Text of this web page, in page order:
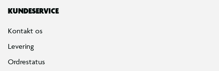
KUNDESERVICE
Kontakt os
Levering
Ordrestatus